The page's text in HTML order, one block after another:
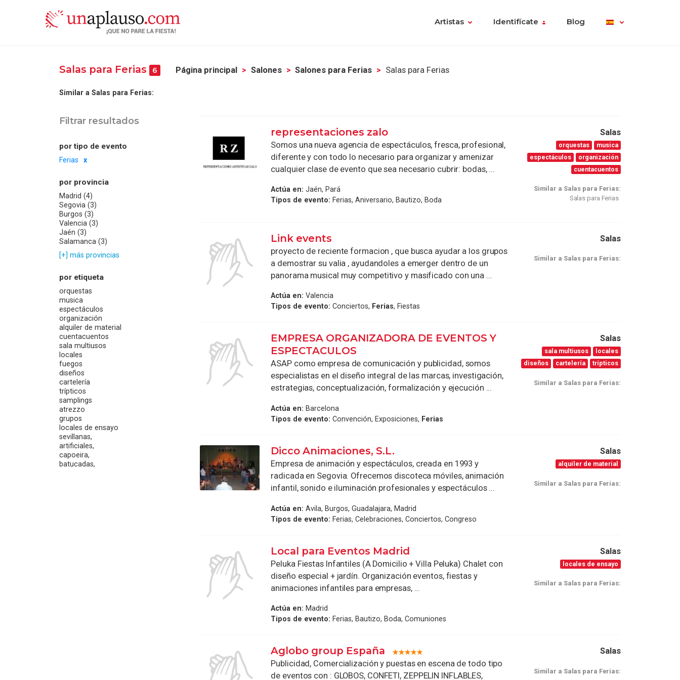
Artistas Identifícate Blog
Salas para Ferias 6 Página principal Salones Salones para Ferias Salas para Ferias
Similar a Salas para Ferias:
Filtrar resultados
por tipo de evento
Ferias
por provincia
Madrid (4)
Segovia (3)
Burgos (3)
Valencia (3)
Jaén (3)
Salamanca (3)
[+] más provincias
por etiqueta
orquestas
musica
espectáculos
organización
alquiler de material
cuentacuentos
sala multiusos
locales
fuegos
diseños
cartelería
trípticos
samplings
atrezzo
grupos
locales de ensayo
sevillanas,
artificiales,
capoeira,
batucadas,
representaciones zalo
Somos una nueva agencia de espectáculos, fresca, profesional,
diferente y con todo lo necesario para organizar y amenizar
cualquier clase de evento que sea necesario cubrir: bodas, ...
Actúa en: Jaén, Pará
Tipos de evento: Ferias, Aniversario, Bautizo, Boda
Salas
orquestas
musica
espectáculos
organización
cuentacuentos
Similar a Salas para Ferias:
Salas para Ferias
Link events
proyecto de reciente formacion , que busca ayudar a los grupos
a demostrar su valia , ayudandoles a emerger dentro de un
panorama musical muy competitivo y masificado con una ...
Actúa en: Valencia
Tipos de evento: Conciertos, Ferias, Fiestas
Salas
Similar a Salas para Ferias:
EMPRESA ORGANIZADORA DE EVENTOS Y
ESPECTACULOS
ASAP como empresa de comunicación y publicidad, somos
especialistas en el diseño integral de las marcas, investigación,
estrategias, conceptualización, formalización y ejecución ...
Actúa en: Barcelona
Tipos de evento: Convención, Exposiciones, Ferias
Salas
sala multiusos
locales
diseños
cartelería trípticos
Similar a Salas para Ferias:
Dicco Animaciones, S.L.
Empresa de animación y espectáculos, creada en 1993 y
radicada en Segovia. Ofrecemos discoteca móviles, animación
infantil, sonido e iluminación profesionales y espectáculos ...
Actúa en: Avila, Burgos, Guadalajara, Madrid
Tipos de evento: Ferias, Celebraciones, Conciertos, Congreso
Salas
alquiler de material
Similar a Salas para Ferias:
Local para Eventos Madrid
Peluka Fiestas Infantiles (A Domicilio + Villa Peluka) Chalet con
diseño especial + jardín. Organización eventos, fiestas y
animaciones infantiles para empresas, ...
Actúa en: Madrid
Tipos de evento: Ferias, Bautizo, Boda, Comuniones
Salas
locales de ensayo
Similar a Salas para Ferias:
Aglobo group España
Publicidad, Comercialización y puestas en escena de todo tipo
de eventos con : GLOBOS, CONFETI, ZEPPELIN INFLABLES,
Salas
Similar a Salas para Ferias: